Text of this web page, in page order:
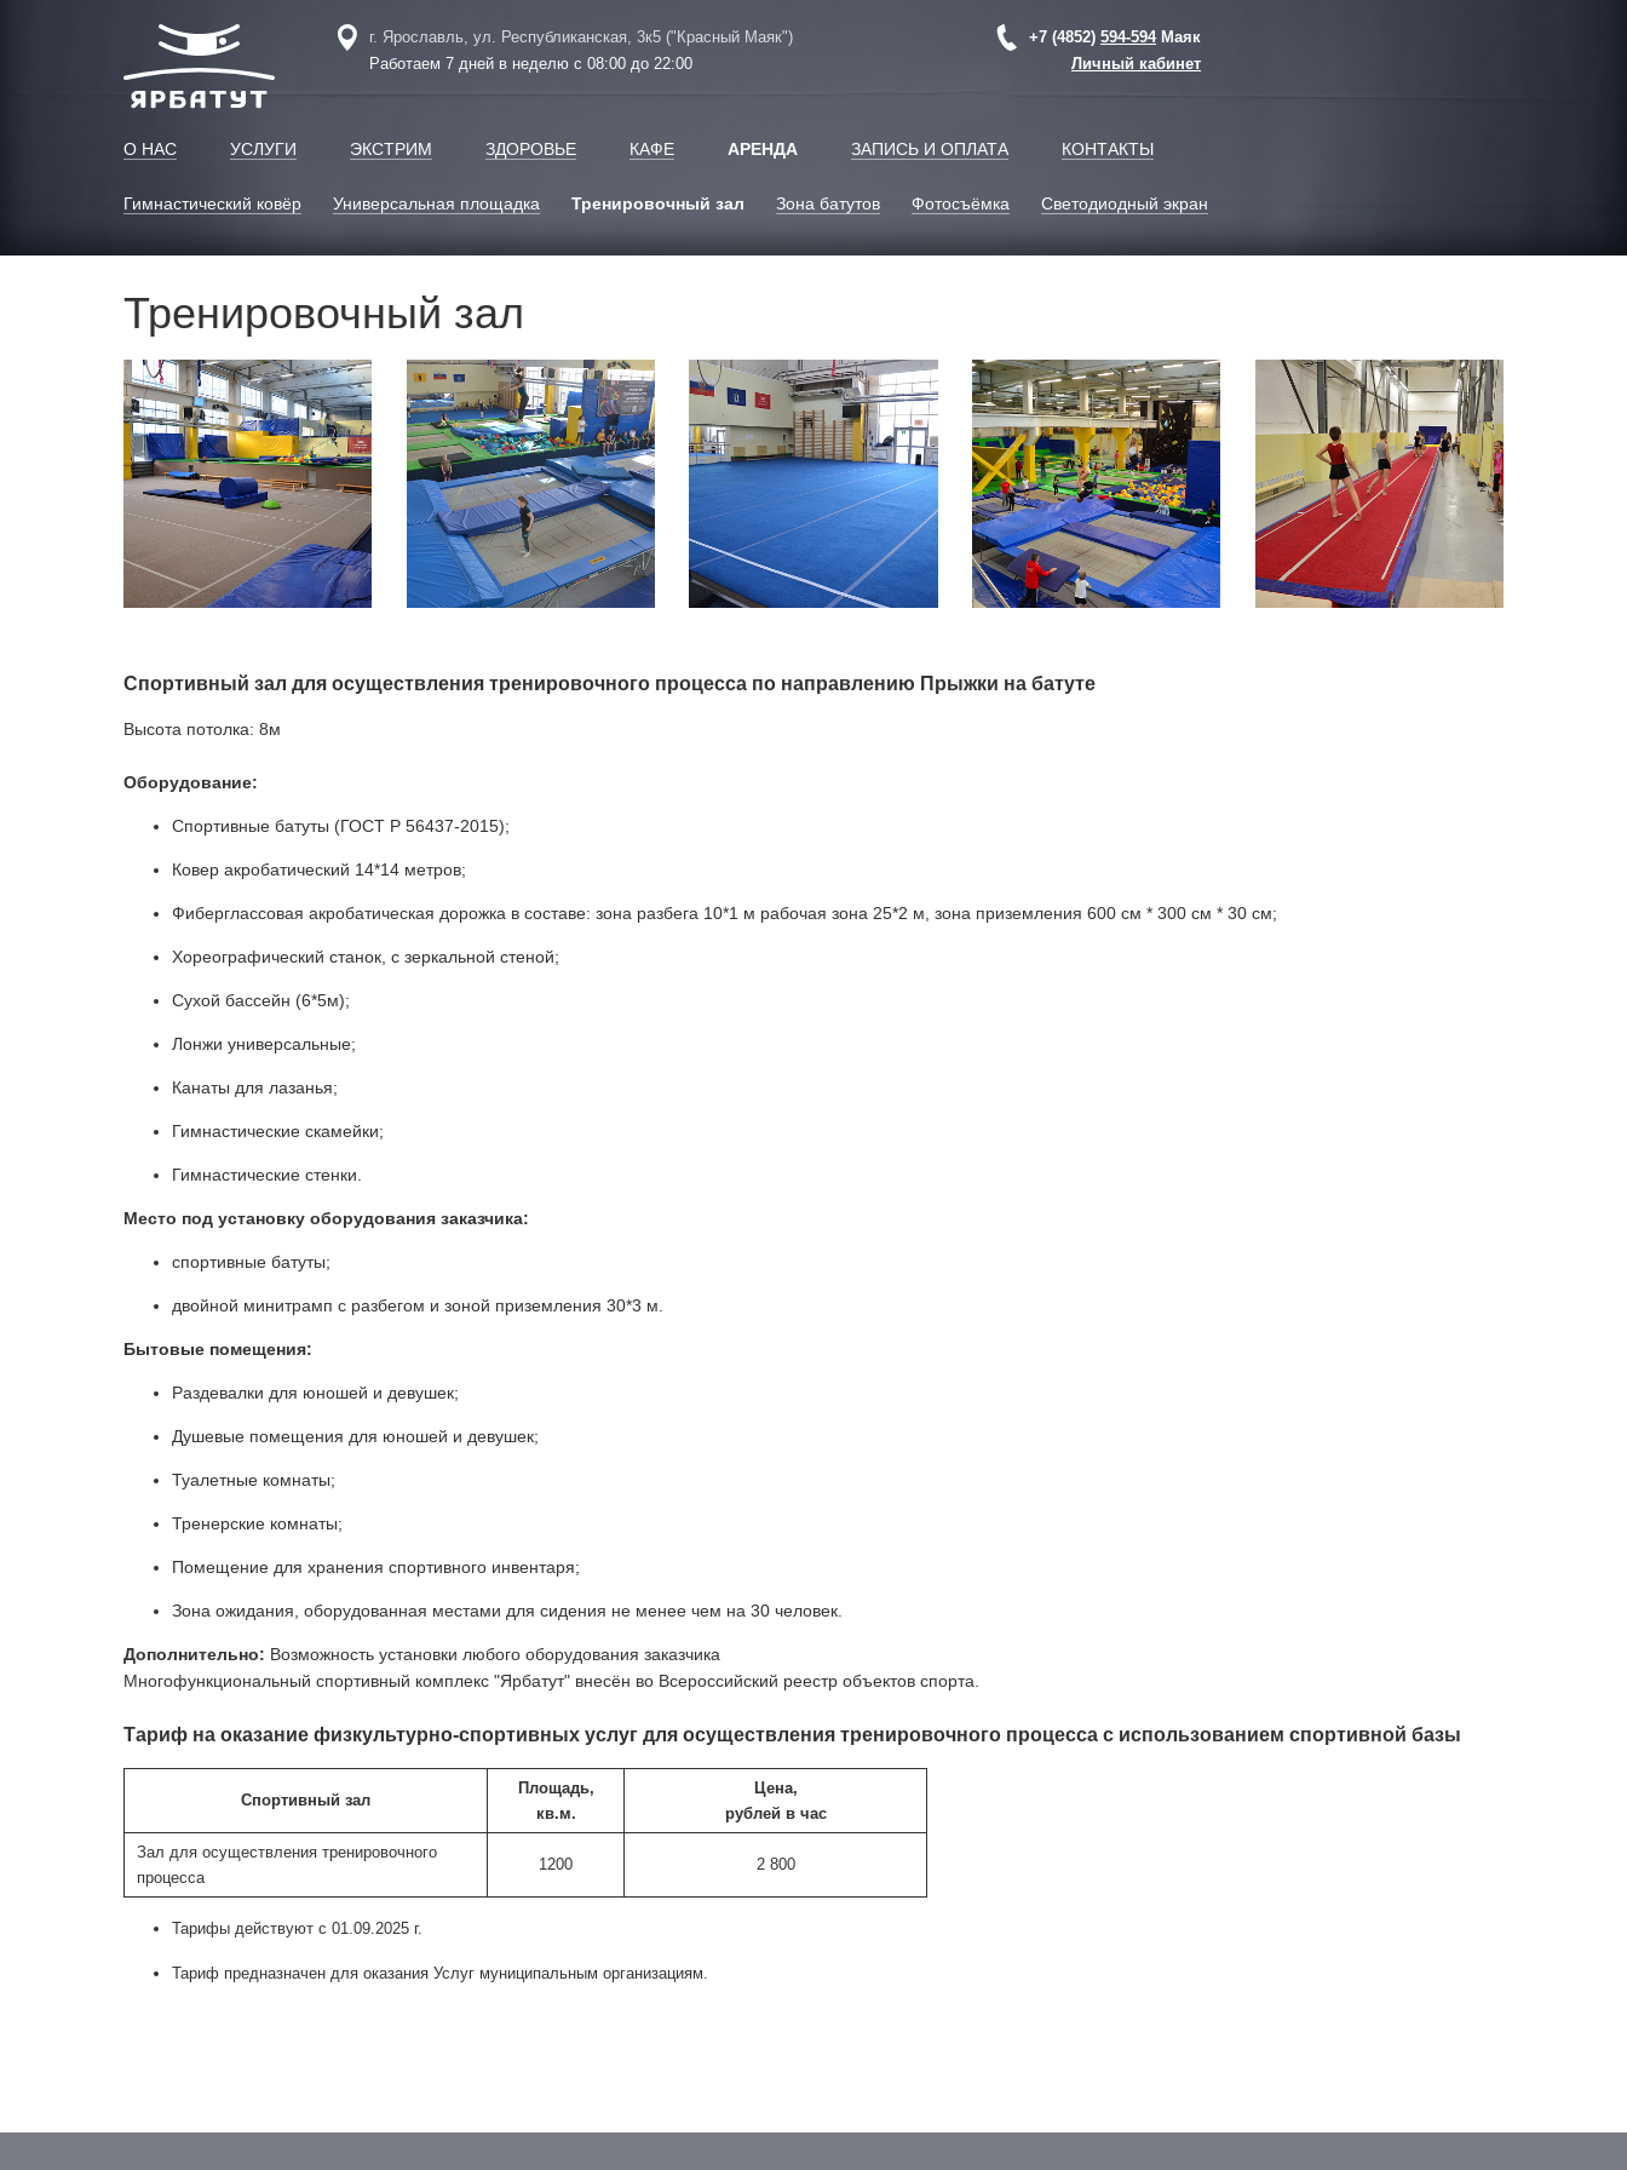
+7 (4852) 594-594Маяк
Личный кабинет
г. Ярославль, ул. Республиканская, 3к5 ("Красный Маяк")
Работаем 7 дней в неделю с 08:00 до 22:00
О НАС УСЛУГИ ЭКСТРИМ ЗДОРОВЬЕ КАФЕ АРЕНДА ЗАПИСЬ И ОПЛАТА КОНТАКТЫ
Гимнастический ковёр Универсальная площадка Тренировочный зал Зона батутов Фотосъёмка Светодиодный экран
Тренировочный зал
Спортивный зал для осуществления тренировочного процесса по направлению Прыжки на батуте
Высота потолка: 8м
Оборудование:
Спортивные батуты (ГОСТ Р 56437-2015);
Ковер акробатический 14*14 метров;
Фиберглассовая акробатическая дорожка в составе: зона разбега 10*1 м рабочая зона 25*2 м, зона приземления 600 см * 300 см * 30 см;
Хореографический станок, с зеркальной стеной;
Сухой бассейн (6*5м);
Лонжи универсальные;
Канаты для лазанья;
Гимнастические скамейки;
Гимнастические стенки.
Место под установку оборудования заказчика:
спортивные батуты;
двойной минитрамп с разбегом и зоной приземления 30*3 м.
Бытовые помещения:
Раздевалки для юношей и девушек;
Душевые помещения для юношей и девушек;
Туалетные комнаты;
Тренерские комнаты;
Помещение для хранения спортивного инвентаря;
Зона ожидания, оборудованная местами для сидения не менее чем на 30 человек.
Дополнительно: Возможность установки любого оборудования заказчика
Многофункциональный спортивный комплекс "Ярбатут" внесён во Всероссийский реестр объектов спорта.
Тариф на оказание физкультурно-спортивных услуг для осуществления тренировочного процесса с использованием спортивной базы
Спортивный зал
Площадь,
кв.м.
Цена,
рублей в час
Зал для осуществления тренировочного
процесса
1200 2 800
Тарифы действуют с 01.09.2025 г.
Тариф предназначен для оказания Услуг муниципальным организациям.